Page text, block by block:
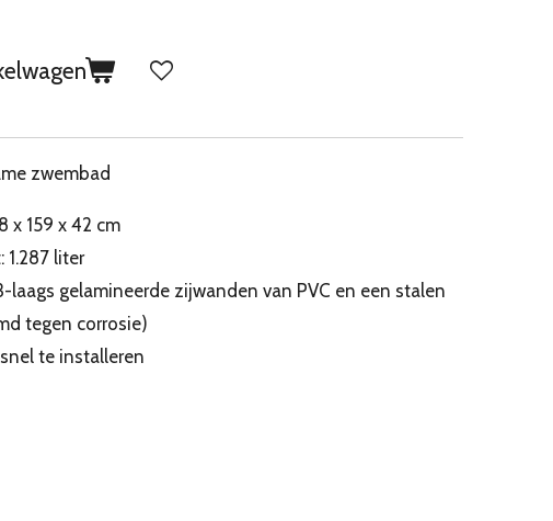
zwembad
x 159 x 42 cm
1.287 liter
laags gelamineerde zijwanden van PVC en een stalen
tegen corrosie)
te installeren